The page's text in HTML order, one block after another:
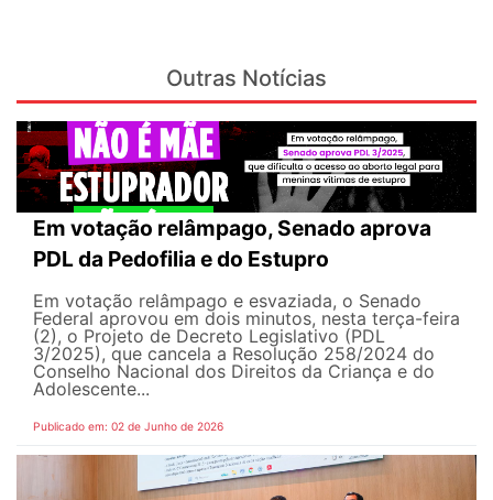
Outras Notícias
Em votação relâmpago, Senado aprova
PDL da Pedofilia e do Estupro
Em votação relâmpago e esvaziada, o Senado
Federal aprovou em dois minutos, nesta terça-feira
(2), o Projeto de Decreto Legislativo (PDL
3/2025), que cancela a Resolução 258/2024 do
Conselho Nacional dos Direitos da Criança e do
Adolescente...
Publicado em: 02 de Junho de 2026